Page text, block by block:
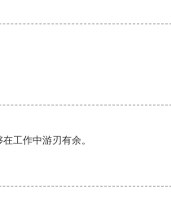
工作中游刃有余。